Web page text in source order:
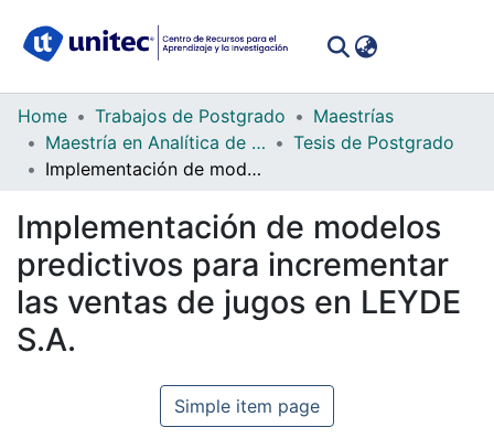
Communities
Collections
All of DSpace
Statistics
Home Trabajos de Postgrado
Maestrías
Maestría en Analítica de Negocios
Tesis de Postgrado
Implementación de modelos predictivos para incrementar las ventas de jugos en LEYDE S.A.
Implementación de modelos
predictivos para incrementar
las ventas de jugos en LEYDE
S.A.
Simple item page